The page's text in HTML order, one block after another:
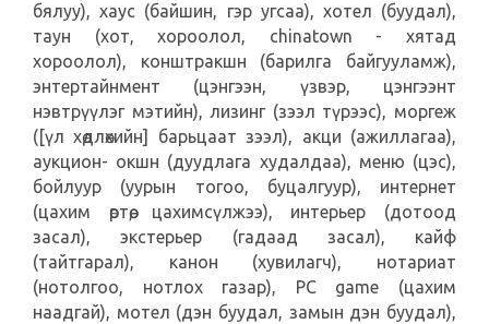
бялуу), хаус (байшин, гэр угсаа), хотел (буудал),
таун (хот, хороолол, chinatown - хятад
хороолол), конштракшн (барилга байгууламж),
энтертайнмент (цэнгээн, үзвэр, цэнгээнт
нэвтрүүлэг мэтийн), лизинг (зээл түрээс), моргеж
([үл хөдлөхийн] барьцаат зээл), акци (ажиллагаа),
аукцион- окшн (дуудлага худалдаа), меню (цэс),
бойлуур (уурын тогоо, буцалгуур), интернет
(цахим өртөө, цахимсүлжээ), интерьер (дотоод
засал), экстерьер (гадаад засал), кайф
(тайтгарал), канон (хувилагч), нотариат
(нотолгоо, нотлох газар), PC game (цахим
наадгай), мотел (дэн буудал, замын дэн буудал),